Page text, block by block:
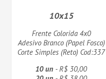
10x15
Frente Colorida 4x0
Adesivo Branco (Papel Fosco)
Corte Simples (Reto) Cod:337
10 un - R$ 30,00